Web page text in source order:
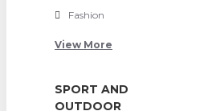
Fashion
View More
SPORT AND
OUTDOOR